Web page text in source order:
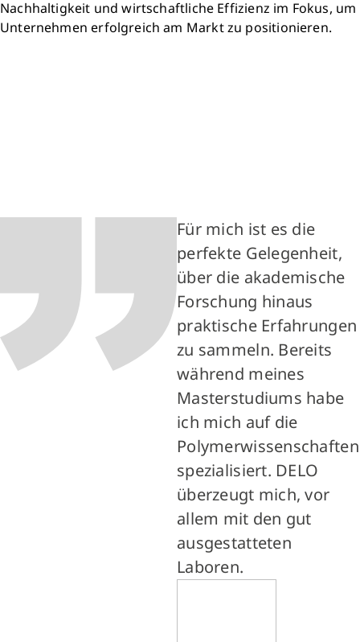
Nachhaltigkeit und wirtschaftliche Effizienz im Fokus, um
Unternehmen erfolgreich am Markt zu positionieren.
Für mich ist es die
perfekte Gelegenheit,
über die akademische
Forschung hinaus
praktische Erfahrungen
zu sammeln. Bereits
während meines
Masterstudiums habe
ich mich auf die
Polymerwissenschaften
spezialisiert. DELO
überzeugt mich, vor
allem mit den gut
ausgestatteten
Laboren.